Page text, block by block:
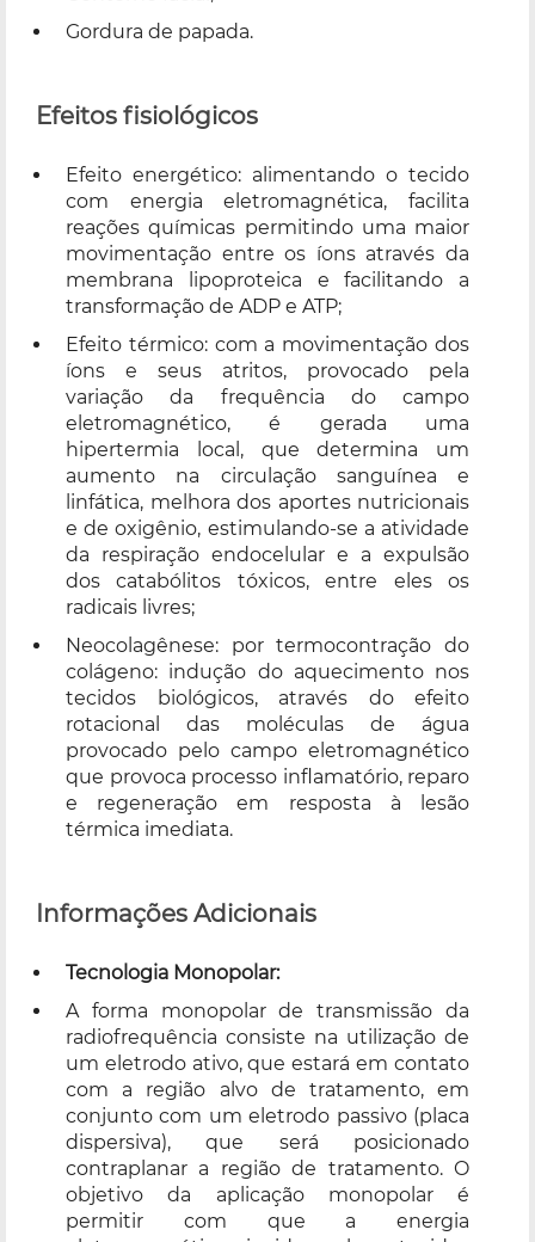
Gordura de papada.
Efeitos fisiológicos
Efeito energético: alimentando o tecido
com energia eletromagnética, facilita
reações químicas permitindo uma maior
movimentação entre os íons através da
membrana lipoproteica e facilitando a
transformação de ADP e ATP;
Efeito térmico: com a movimentação dos
íons e seus atritos, provocado pela
variação da frequência do campo
eletromagnético, é gerada uma
hipertermia local, que determina um
aumento na circulação sanguínea e
linfática, melhora dos aportes nutricionais
e de oxigênio, estimulando-se a atividade
da respiração endocelular e a expulsão
dos catabólitos tóxicos, entre eles os
radicais livres;
Neocolagênese: por termocontração do
colágeno: indução do aquecimento nos
tecidos biológicos, através do efeito
rotacional das moléculas de água
provocado pelo campo eletromagnético
que provoca processo inflamatório, reparo
e regeneração em resposta à lesão
térmica imediata.
Informações Adicionais
Tecnologia Monopolar:
A forma monopolar de transmissão da
radiofrequência consiste na utilização de
um eletrodo ativo, que estará em contato
com a região alvo de tratamento, em
conjunto com um eletrodo passivo (placa
dispersiva), que será posicionado
contraplanar a região de tratamento. O
objetivo da aplicação monopolar é
permitir com que a energia